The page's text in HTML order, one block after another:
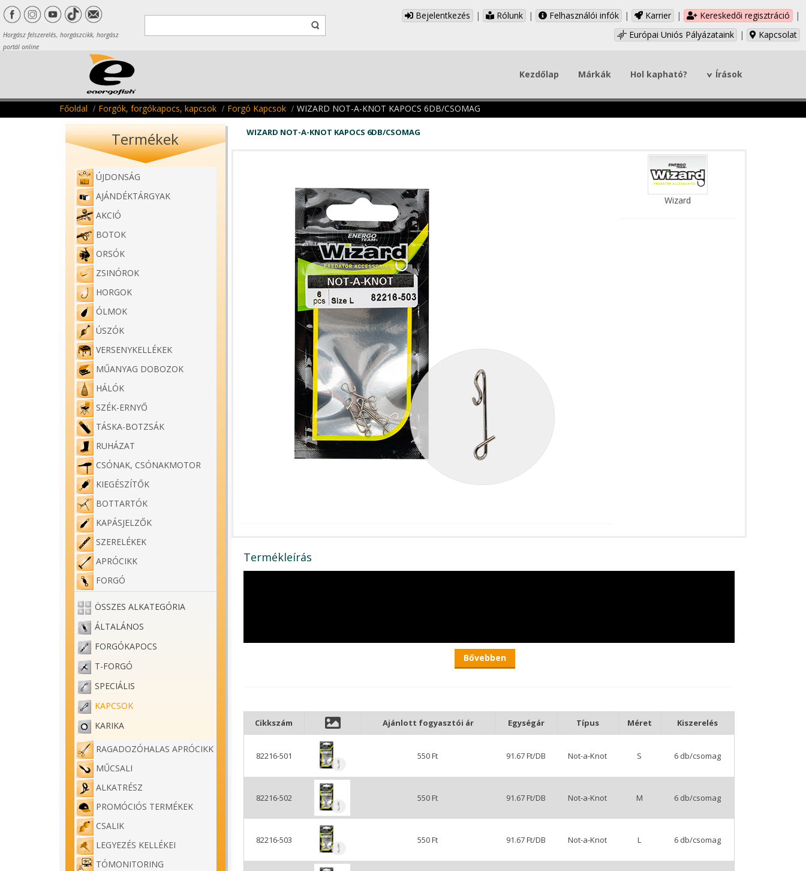
Horgász felszerelés, horgászcikk, horgász
portál online
Bejelentkezés | Rólunk | Felhasználói infók | Karrier | Kereskedői regisztráció
|
Európai Uniós Pályázataink
| Kapcsolat
Kezdőlap Márkák Hol kapható? Írások
Főoldal Forgók, forgókapocs, kapcsok Forgó Kapcsok WIZARD NOT-A-KNOT KAPOCS 6DB/CSOMAG
Termékek
ÚJDONSÁG
AJÁNDÉKTÁRGYAK
AKCIÓ
BOTOK
ORSÓK
ZSINÓROK
HORGOK
ÓLMOK
ÚSZÓK
VERSENYKELLÉKEK
MŰANYAG DOBOZOK
HÁLÓK
SZÉK-ERNYŐ
TÁSKA-BOTZSÁK
RUHÁZAT
CSÓNAK, CSÓNAKMOTOR
KIEGÉSZÍTŐK
BOTTARTÓK
KAPÁSJELZŐK
SZERELÉKEK
APRÓCIKK
FORGÓ
ÖSSZES ALKATEGÓRIA
ÁLTALÁNOS
FORGÓKAPOCS
T-FORGÓ
SPECIÁLIS
KAPCSOK
KARIKA
RAGADOZÓHALAS APRÓCIKK
MŰCSALI
ALKATRÉSZ
PROMÓCIÓS TERMÉKEK
CSALIK
LEGYEZÉS KELLÉKEI
TÓMONITORING
WIZARD NOT-A-KNOT KAPOCS 6DB/CSOMAG
Wizard
Termékleírás
Bővebben
Cikkszám Ajánlott fogyasztói ár Egységár Típus Méret Kiszerelés
82216-501 550 Ft 91.67 Ft/DB Not-a-Knot S 6 db/csomag
82216-502 550 Ft 91.67 Ft/DB Not-a-Knot M 6 db/csomag
82216-503 550 Ft 91.67 Ft/DB Not-a-Knot L 6 db/csomag